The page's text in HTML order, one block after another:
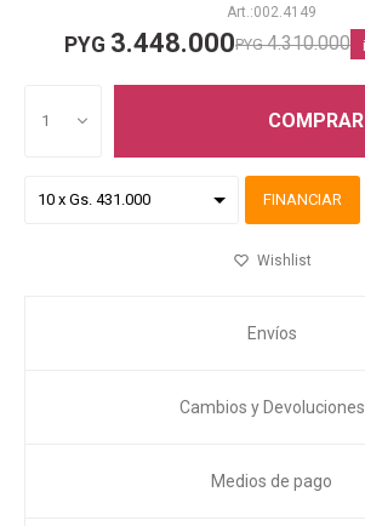
002.4149
PYG 3.448.000PYG 4.310.000
1 COMPRAR
FINANCIAR
Envíos
Cambios y Devoluciones
Medios de pago